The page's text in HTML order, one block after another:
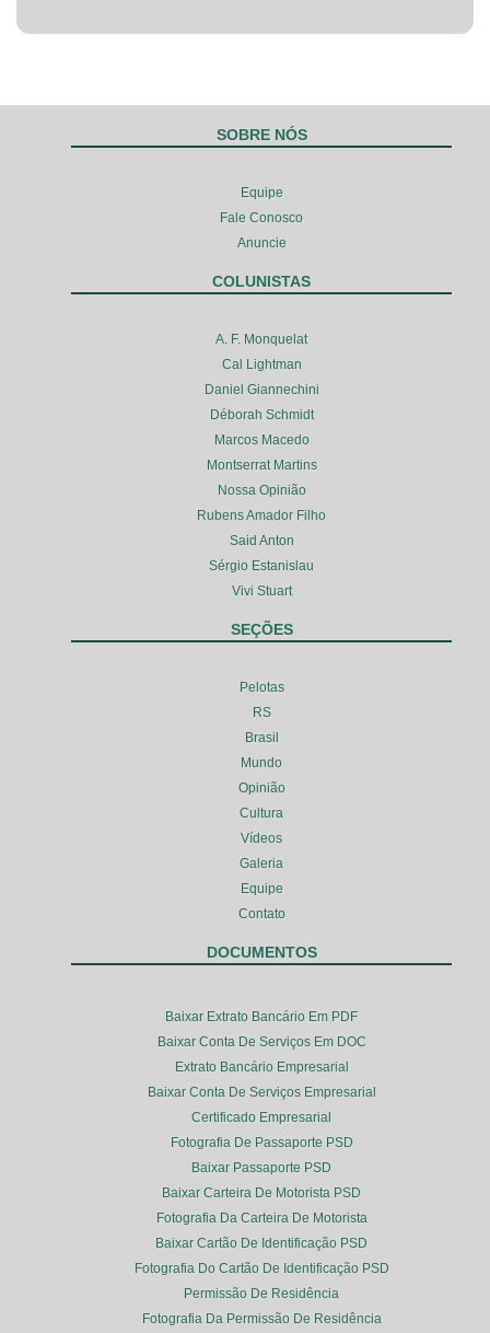
SOBRE NÓS
Equipe
Fale Conosco
Anuncie
COLUNISTAS
A. F. Monquelat
Cal Lightman
Daniel Giannechini
Déborah Schmidt
Marcos Macedo
Montserrat Martins
Nossa Opinião
Rubens Amador Filho
Said Anton
Sérgio Estanislau
Vivi Stuart
SEÇÕES
Pelotas
RS
Brasil
Mundo
Opinião
Cultura
Vídeos
Galeria
Equipe
Contato
DOCUMENTOS
Baixar Extrato Bancário Em PDF
Baixar Conta De Serviços Em DOC
Extrato Bancário Empresarial
Baixar Conta De Serviços Empresarial
Certificado Empresarial
Fotografia De Passaporte PSD
Baixar Passaporte PSD
Baixar Carteira De Motorista PSD
Fotografia Da Carteira De Motorista
Baixar Cartão De Identificação PSD
Fotografia Do Cartão De Identificação PSD
Permissão De Residência
Fotografia Da Permissão De Residência